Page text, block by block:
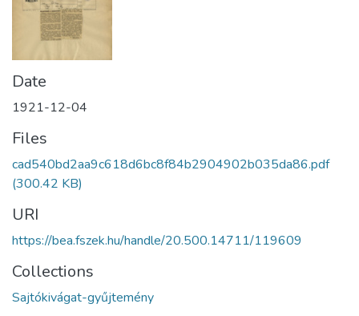
Date
1921-12-04
Files
cad540bd2aa9c618d6bc8f84b2904902b035da86.pdf
(300.42 KB)
URI
https://bea.fszek.hu/handle/20.500.14711/119609
Collections
Sajtókivágat-gyűjtemény